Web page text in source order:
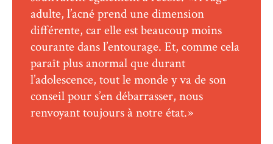
adulte, l’acné prend une dimension
différente, car elle est beaucoup moins
courante dans l’entourage. Et, comme cela
paraît plus anormal que durant
l’adolescence, tout le monde y va de son
conseil pour s’en débarrasser, nous
renvoyant toujours à notre état. »